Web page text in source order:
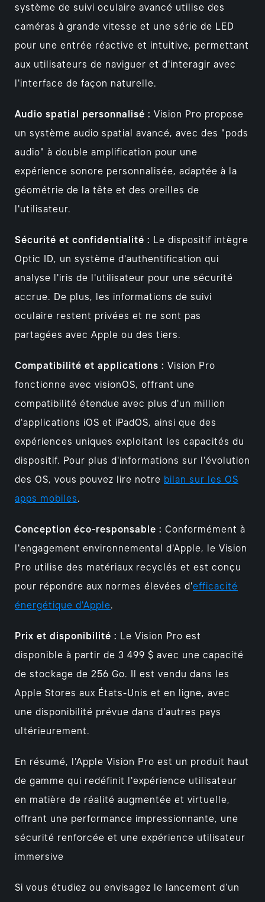
système de suivi oculaire avancé utilise des
caméras à grande vitesse et une série de LED
pour une entrée réactive et intuitive, permettant
aux utilisateurs de naviguer et d'interagir avec
l'interface de façon naturelle.
Audio spatial personnalisé : Vision Pro propose
un système audio spatial avancé, avec des "pods
audio" à double amplification pour une
expérience sonore personnalisée, adaptée à la
géométrie de la tête et des oreilles de
l'utilisateur.
Sécurité et confidentialité : Le dispositif intègre
Optic ID, un système d'authentification qui
analyse l'iris de l'utilisateur pour une sécurité
accrue. De plus, les informations de suivi
oculaire restent privées et ne sont pas
partagées avec Apple ou des tiers.
Compatibilité et applications : Vision Pro
fonctionne avec visionOS, offrant une
compatibilité étendue avec plus d'un million
d'applications iOS et iPadOS, ainsi que des
expériences uniques exploitant les capacités du
dispositif. Pour plus d'informations sur l'évolution
des OS, vous pouvez lire notre bilan sur les OS
apps mobiles .
Conception éco-responsable : Conformément à
l'engagement environnemental d'Apple, le Vision
Pro utilise des matériaux recyclés et est conçu
pour répondre aux normes élevées d'efficacité
énergétique d'Apple.
Prix et disponibilité : Le Vision Pro est
disponible à partir de 3 499 $ avec une capacité
de stockage de 256 Go. Il est vendu dans les
Apple Stores aux États-Unis et en ligne, avec
une disponibilité prévue dans d'autres pays
ultérieurement.
En résumé, l'Apple Vision Pro est un produit haut
de gamme qui redéfinit l'expérience utilisateur
en matière de réalité augmentée et virtuelle,
offrant une performance impressionnante, une
sécurité renforcée et une expérience utilisateur
immersive
Si vous étudiez ou envisagez le lancement d’un